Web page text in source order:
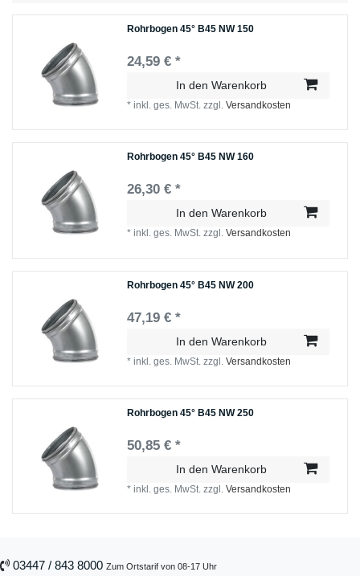
Rohrbogen 45° B45 NW 150
24,59 € *
In den Warenkorb
*inkl. ges. MwSt. zzgl.Versandkosten
Rohrbogen 45° B45 NW 160
26,30 € *
In den Warenkorb
*inkl. ges. MwSt. zzgl.Versandkosten
Rohrbogen 45° B45 NW 200
47,19 € *
In den Warenkorb
*inkl. ges. MwSt. zzgl.Versandkosten
Rohrbogen 45° B45 NW 250
50,85 € *
In den Warenkorb
*inkl. ges. MwSt. zzgl.Versandkosten
03447 / 843 8000 Zum Ortstarif von 08-17 Uhr